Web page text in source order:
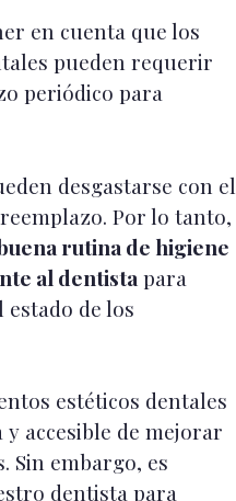
en cuenta que los
pueden requerir
periódico para
desgastarse con el
Por lo tanto,
rutina de higiene
al dentista para
de los
estéticos dentales
accesible de mejorar
Sin embargo, es
dentista para